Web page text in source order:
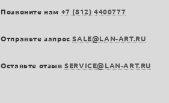
Позвоните нам +7 (812) 4400777
Отправьте запросSALE@LAN-ART.RU
Оставьте отзывSERVICE@LAN-ART.RU